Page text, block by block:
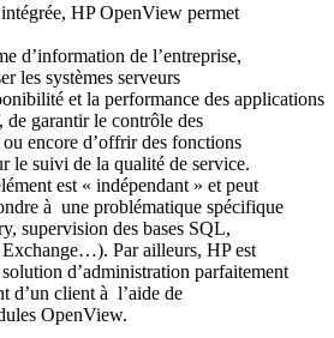
HP OpenView permet
d’information de l’entreprise,
les systèmes serveurs
et la performance des applications
garantir le contrôle des
encore d’offrir des fonctions
le suivi de la qualité de service.
est « indépendant » et peut
à une problématique spécifique
supervision des bases SQL,
Exchange…). Par ailleurs, HP est
d’administration parfaitement
d’un client à l’aide de
OpenView.